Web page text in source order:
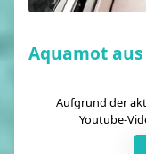
Aquamot
Aufgrund der
Youtube-